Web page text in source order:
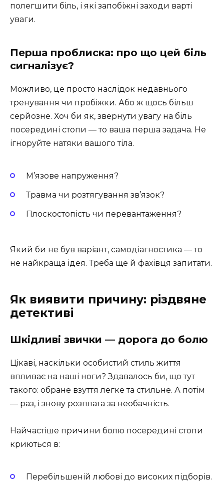
полегшити біль, і які запобіжні заходи варті
уваги.
Перша проблиска: про що цей біль
сигналізує?
Можливо, це просто наслідок недавнього
тренування чи пробіжки. Або ж щось більш
серйозне. Хоч би як, звернути увагу на біль
посередині стопи — то ваша перша задача. Не
ігноруйте натяки вашого тіла.
М’язове напруження?
Травма чи розтягування зв’язок?
Плоскостопість чи перевантаження?
Який би не був варіант, самодіагностика — то
не найкраща ідея. Треба ще й фахівця запитати.
Як виявити причину: різдвяне
детективі
Шкідливі звички — дорога до болю
Цікаві, наскільки особистий стиль життя
впливає на наші ноги? Здавалось би, що тут
такого: обране взуття легке та стильне. А потім
— раз, і знову розплата за необачність.
Найчастіше причини болю посередині стопи
криються в:
Перебільшеній любові до високих підборів.